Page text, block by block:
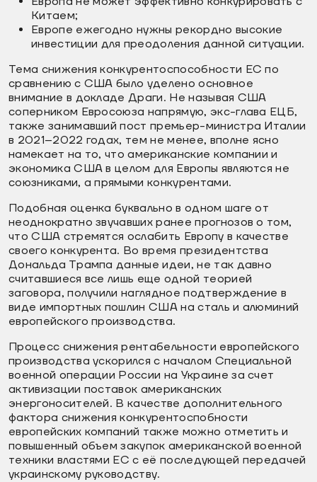
Китаем;
Европе ежегодно нужны рекордно высокие
инвестиции для преодоления данной ситуации.
Тема снижения конкурентоспособности ЕС по
сравнению с США было уделено основное
внимание в докладе Драги. Не называя США
соперником Евросоюза напрямую, экс-глава ЕЦБ,
также занимавший пост премьер-министра Италии
в 2021–2022 годах, тем не менее, вполне ясно
намекает на то, что американские компании и
экономика США в целом для Европы являются не
союзниками, а прямыми конкурентами.
Подобная оценка буквально в одном шаге от
неоднократно звучавших ранее прогнозов о том,
что США стремятся ослабить Европу в качестве
своего конкурента. Во время президентства
Дональда Трампа данные идеи, не так давно
считавшиеся все лишь еще одной теорией
заговора, получили наглядное подтверждение в
виде импортных пошлин США на сталь и алюминий
европейского производства.
Процесс снижения рентабельности европейского
производства ускорился с началом Специальной
военной операции России на Украине за счет
активизации поставок американских
энергоносителей. В качестве дополнительного
фактора снижения конкурентоспобности
европейских компаний также можно отметить и
повышенный объем закупок американской военной
техники властями ЕС с её последующей передачей
украинскому руководству.